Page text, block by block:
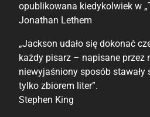
opublikowana kiedykolwiek w
Jonathan Lethem
„Jackson udało się dokonać
każdy pisarz – napisane przez
niewyjaśniony sposób stawały
tylko zbiorem liter”.
Stephen King